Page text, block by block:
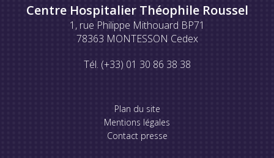
Centre Hospitalier Théophile Roussel
1, rue Philippe Mithouard BP71
78363 MONTESSON Cedex
Tél. (+33) 01 30 86 38 38
Plan du site
Mentions légales
Contact presse